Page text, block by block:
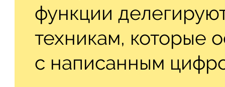
функции
техникам, которые
с написанным